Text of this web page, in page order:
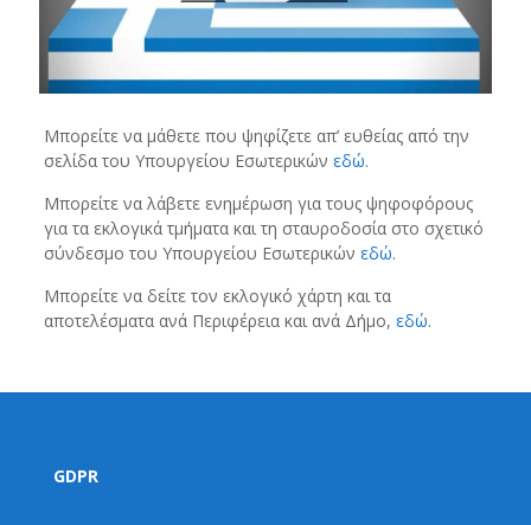
Μπορείτε να μάθετε που ψηφίζετε απ’ ευθείας από την
σελίδα του Υπουργείου Εσωτερικών εδώ.
Μπορείτε να λάβετε ενημέρωση για τους ψηφοφόρους
για τα εκλογικά τμήματα και τη σταυροδοσία στο σχετικό
σύνδεσμο του Υπουργείου Εσωτερικών εδώ.
Μπορείτε να δείτε τον εκλογικό χάρτη και τα
αποτελέσματα ανά Περιφέρεια και ανά Δήμο, εδώ.
GDPR